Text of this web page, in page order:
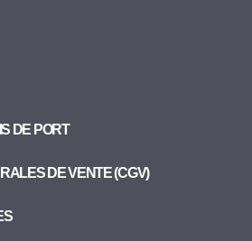
DE PORT
DE VENTE (CGV)